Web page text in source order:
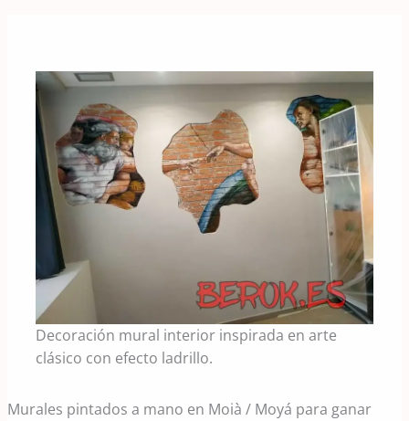
Decoración mural interior inspirada en arte
clásico con efecto ladrillo.
Murales pintados a mano en Moià / Moyá para ganar